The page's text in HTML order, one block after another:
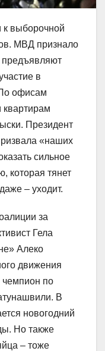
к выборочной
МВД признало
в
офисам
квартирам
Президент
«наших
сильное
которая тянет
– уходит.
за
Гела
Алеко
движения
по
В
новогодний
Но также
– тоже